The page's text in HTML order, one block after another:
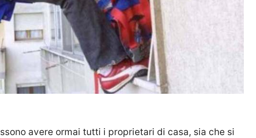
avere ormai tutti i proprietari di casa, sia che si